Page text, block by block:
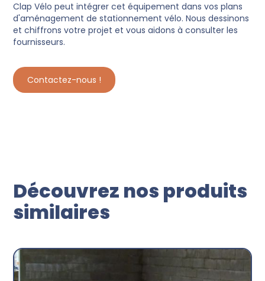
Clap Vélo peut intégrer cet équipement dans vos plans
d'aménagement de stationnement vélo. Nous dessinons
et chiffrons votre projet et vous aidons à consulter les
fournisseurs.
Contactez-nous !
Découvrez nos produits
similaires